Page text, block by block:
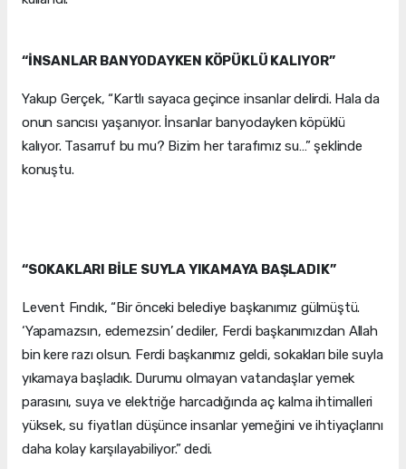
“İNSANLAR BANYODAYKEN KÖPÜKLÜ KALIYOR”
Yakup Gerçek, “Kartlı sayaca geçince insanlar delirdi. Hala da
onun sancısı yaşanıyor. İnsanlar banyodayken köpüklü
kalıyor. Tasarruf bu mu? Bizim her tarafımız su…” şeklinde
konuştu.
“SOKAKLARI BİLE SUYLA YIKAMAYA BAŞLADIK”
Levent Fındık, “Bir önceki belediye başkanımız gülmüştü.
‘Yapamazsın, edemezsin’ dediler, Ferdi başkanımızdan Allah
bin kere razı olsun. Ferdi başkanımız geldi, sokakları bile suyla
yıkamaya başladık. Durumu olmayan vatandaşlar yemek
parasını, suya ve elektriğe harcadığında aç kalma ihtimalleri
yüksek, su fiyatları düşünce insanlar yemeğini ve ihtiyaçlarını
daha kolay karşılayabiliyor.” dedi.